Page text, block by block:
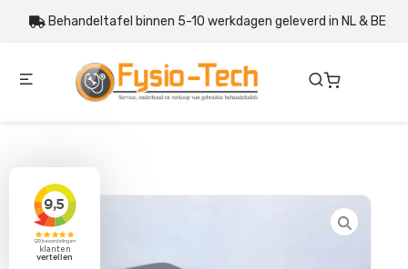
Behandeltafel binnen 5-10 werkdagen geleverd in NL & BE